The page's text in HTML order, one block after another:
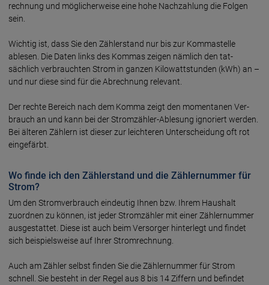
rechnung und möglicher­weise eine hohe Nach­zahlung die Folgen
sein.
Wichtig ist, dass Sie den Zähler­stand nur bis zur Komma­stelle
ablesen. Die Daten links des Kommas zeigen nämlich den tat­
sächlich ver­brauchten Strom in ganzen Kilo­watt­stunden (kWh) an –
und nur diese sind für die Abrechnung relevant.
Der rechte Bereich nach dem Komma zeigt den momen­tanen Ver­
brauch an und kann bei der Stromzähler-Ablesung igno­riert werden.
Bei älteren Zäh­lern ist dieser zur leichteren Unter­scheidung oft rot
eingefärbt.
Wo finde ich den Zählerstand und die Zählernummer für
Strom?
Um den Stromverbrauch eindeutig Ihnen bzw. Ihrem Haus­halt
zuordnen zu können, ist jeder Strom­zähler mit einer Zähler­nummer
ausge­stattet. Diese ist auch beim Versorger hinter­legt und findet
sich bei­spiels­weise auf Ihrer Strom­rechnung.
Auch am Zähler selbst finden Sie die Zähler­nummer für Strom
schnell. Sie besteht in der Regel aus 8 bis 14 Ziffern und befindet